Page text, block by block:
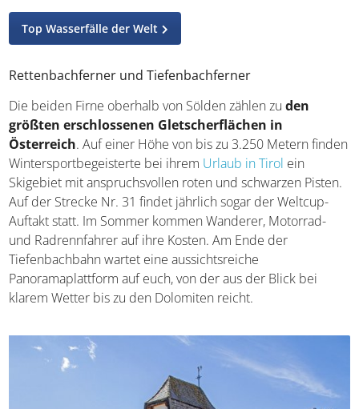
Eindrucksvolles Naturschauspiel
Top Wasserfälle der Welt
Rettenbachferner und Tiefenbachferner
Die beiden Firne oberhalb von Sölden zählen zu den
größten erschlossenen Gletscherflächen in
Österreich. Auf einer Höhe von bis zu 3.250 Metern
finden Wintersportbegeisterte bei ihremUrlaub in Tirol
ein Skigebiet mit anspruchsvollen roten und schwarzen
Pisten. Auf der Strecke Nr. 31 findet jährlich sogar der
Weltcup-Auftakt statt. Im Sommer kommen Wanderer,
Motorrad- und Radrennfahrer auf ihre Kosten. Am Ende
Panoramaplattform auf euch, von der aus der Blick bei
klarem Wetter bis zu den Dolomiten reicht.